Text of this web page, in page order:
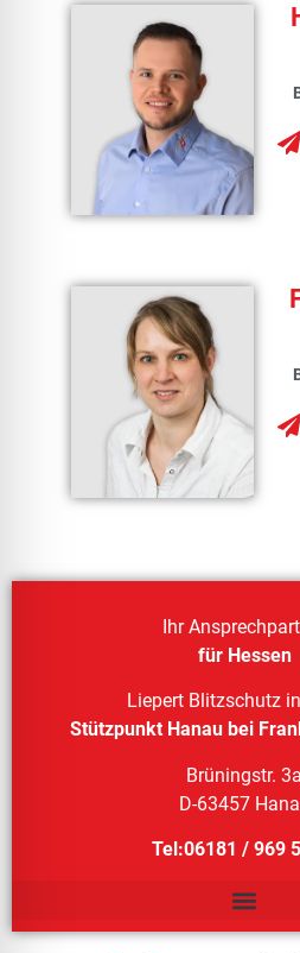
Ihr
für Hessen
Liepert Blitzschutz
Stützpunkt Hanau bei
Brüningstr. 3a
D-63457
Tel:06181 / 969